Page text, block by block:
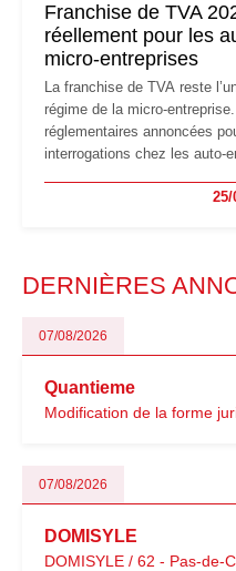
Franchise de TVA
réellement pour les
micro-entreprises
La franchise de TVA reste
régime de la micro-
réglementaires annoncées
interrogations chez les auto-
facturation ou risque de
25/
DERNIÈRES
07/08/2026
Quantieme
Modification de la forme
07/08/2026
DOMISYLE
DOMISYLE / 62 - Pas-de-